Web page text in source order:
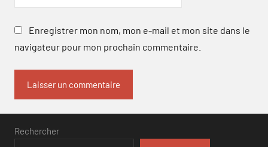
Enregistrer mon nom, mon e-mail et mon site dans le
navigateur pour mon prochain commentaire.
Rechercher